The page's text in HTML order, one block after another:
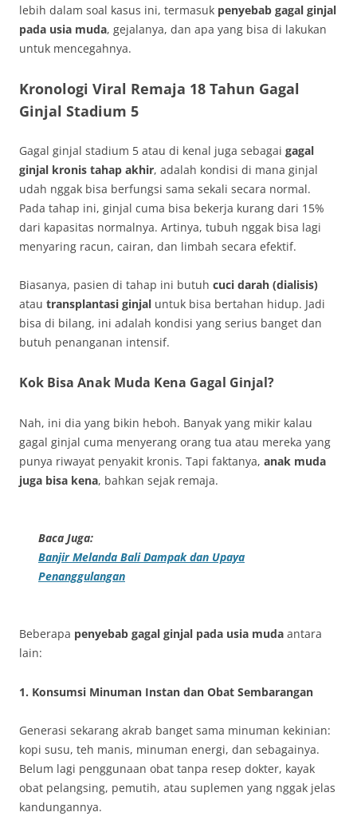
lebih dalam soal kasus ini, termasuk penyebab gagal ginjal
pada usia muda, gejalanya, dan apa yang bisa di lakukan
untuk mencegahnya.
Kronologi Viral Remaja 18 Tahun Gagal
Ginjal Stadium 5
Gagal ginjal stadium 5 atau di kenal juga sebagai gagal
ginjal kronis tahap akhir, adalah kondisi di mana ginjal
udah nggak bisa berfungsi sama sekali secara normal.
Pada tahap ini, ginjal cuma bisa bekerja kurang dari 15%
dari kapasitas normalnya. Artinya, tubuh nggak bisa lagi
menyaring racun, cairan, dan limbah secara efektif.
Biasanya, pasien di tahap ini butuh cuci darah (dialisis)
atau transplantasi ginjal untuk bisa bertahan hidup. Jadi
bisa di bilang, ini adalah kondisi yang serius banget dan
butuh penanganan intensif.
Kok Bisa Anak Muda Kena Gagal Ginjal?
Nah, ini dia yang bikin heboh. Banyak yang mikir kalau
gagal ginjal cuma menyerang orang tua atau mereka yang
punya riwayat penyakit kronis. Tapi faktanya, anak muda
juga bisa kena, bahkan sejak remaja.
Baca Juga:
Banjir Melanda Bali Dampak dan Upaya
Penanggulangan
Beberapa penyebab gagal ginjal pada usia muda antara
lain:
1. Konsumsi Minuman Instan dan Obat Sembarangan
Generasi sekarang akrab banget sama minuman kekinian:
kopi susu, teh manis, minuman energi, dan sebagainya.
Belum lagi penggunaan obat tanpa resep dokter, kayak
obat pelangsing, pemutih, atau suplemen yang nggak jelas
kandungannya.